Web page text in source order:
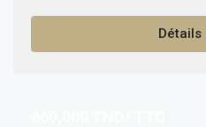
Superficie terrain : 112m² –...
Détails